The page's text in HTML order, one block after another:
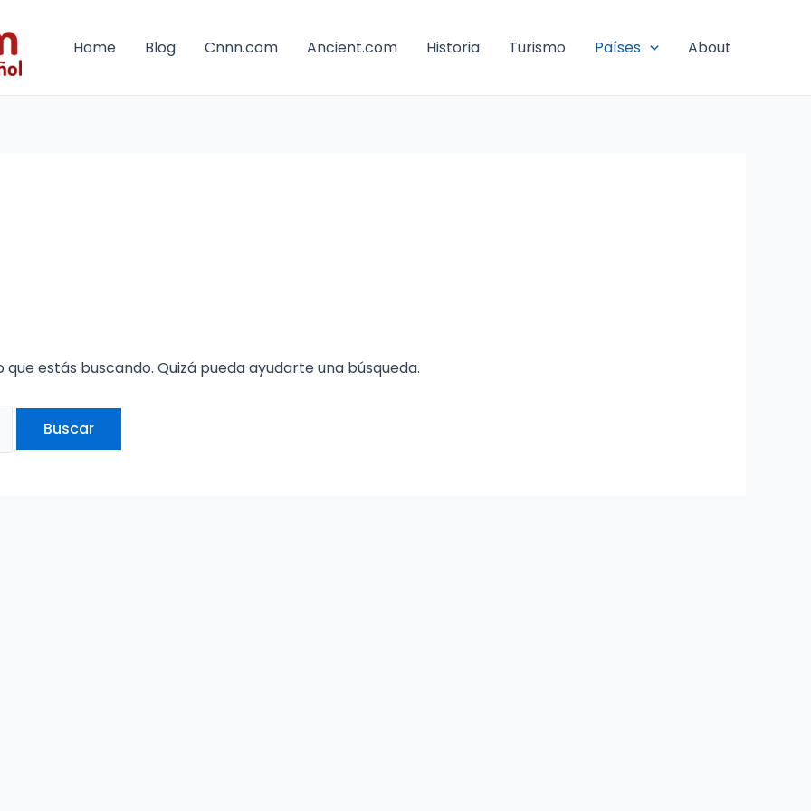
Home Blog Cnnn.com Ancient.com Historia Turismo Países About
estás buscando. Quizá pueda ayudarte una búsqueda.